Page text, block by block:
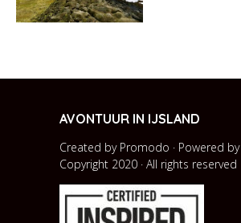
AVONTUUR IN IJSLAND
Created by Promodo · Powered by
Copyright 2020 · All rights reserved